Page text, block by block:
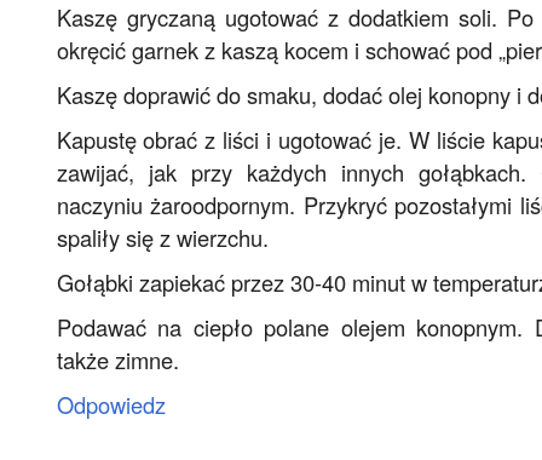
Kaszę gryczaną ugotować z dodatkiem soli.
okręcić garnek z kaszą kocem i schować pod
Kaszę doprawić do smaku, dodać olej konopny i
Kapustę obrać z liści i ugotować je. W liście
zawijać, jak przy każdych innych gołąbkach.
naczyniu żaroodpornym. Przykryć pozostałymi
spaliły się z wierzchu.
Gołąbki zapiekać przez 30-40 minut w
Podawać na ciepło polane olejem konopnym.
także zimne.
Odpowiedz